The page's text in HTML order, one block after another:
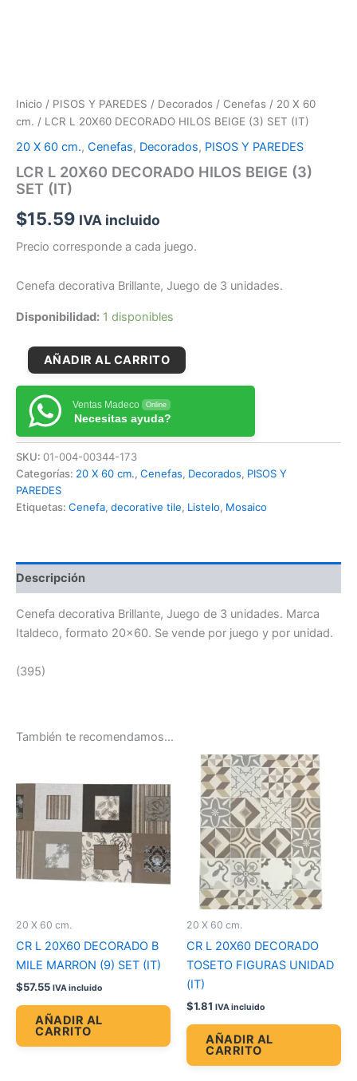
Inicio / PISOS Y PAREDES / Decorados / Cenefas / 20 X 60
cm. / LCR L 20X60 DECORADO HILOS BEIGE (3) SET (IT)
20 X 60 cm., Cenefas, Decorados, PISOS Y PAREDES
LCR L 20X60 DECORADO HILOS BEIGE (3)
SET (IT)
$15.59 IVA incluido
Precio corresponde a cada juego.
Cenefa decorativa Brillante, Juego de 3 unidades.
Disponibilidad: 1 disponibles
AÑADIR AL CARRITO
Ventas Madeco Online
Necesitas ayuda?
SKU: 01-004-00344-173
Categorías: 20 X 60 cm., Cenefas, Decorados, PISOS Y
PAREDES
Etiquetas: Cenefa, decorative tile, Listelo, Mosaico
Descripción
Cenefa decorativa Brillante, Juego de 3 unidades. Marca
Italdeco, formato 20×60. Se vende por juego y por unidad.
(395)
También te recomendamos…
20 X 60 cm.
CR L 20X60 DECORADO B
MILE MARRON (9) SET (IT)
$57.55 IVA incluido
AÑADIR AL
CARRITO
20 X 60 cm.
CR L 20X60 DECORADO
TOSETO FIGURAS UNIDAD
(IT)
$1.81 IVA incluido
AÑADIR AL
CARRITO